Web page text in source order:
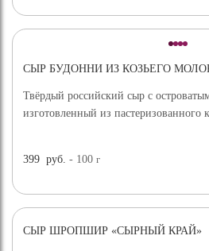
СЫР БУДОННИ ИЗ КОЗЬЕГО
Твёрдый российский сыр с
изготовленный из пастеризованного
399 руб. - 100г
СЫР ШРОПШИР «СЫРНЫЙ КРАЙ»